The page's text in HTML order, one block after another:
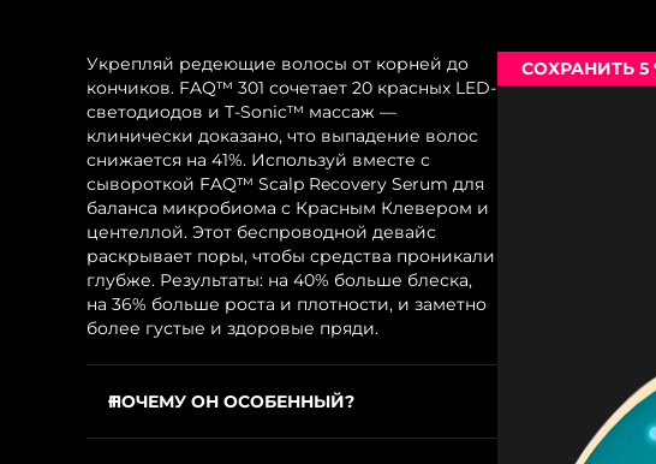
СОХРАНИТЬ 5
Укрепляй редеющие волосы от корней до
кончиков. FAQ™ 301 сочетает 20 красных LED-
светодиодов и T-Sonic™ массаж —
клинически доказано, что выпадение волос
снижается на 41%. Используй вместе с
сывороткой FAQ™ Scalp Recovery Serum для
баланса микробиома с Красным Клевером и
центеллой. Этот беспроводной девайс
раскрывает поры, чтобы средства проникали
глубже. Результаты: на 40% больше блеска,
на 36% больше роста и плотности, и заметно
более густые и здоровые пряди.
ПОЧЕМУ ОН ОСОБЕННЫЙ?